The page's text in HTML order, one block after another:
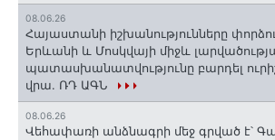
08.06.26
Հայաստանի իշխանությունները
Երևանի և Մոսկվայի միջև
պատասխանատվությունը բարդել
վրա. ՌԴ ԱԳՆ
08.06.26
Վեհափառի անձնագրի մեջ գրված է՝